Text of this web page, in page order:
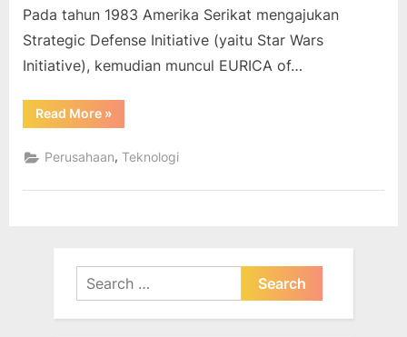
Pada tahun 1983 Amerika Serikat mengajukan
Strategic Defense Initiative (yaitu Star Wars
Initiative), kemudian muncul EURICA of…
Read More“Program
Penelitian
Pengembangan
Teknologi
(863)”
»
Perusahaan,Teknologi
Search
for: